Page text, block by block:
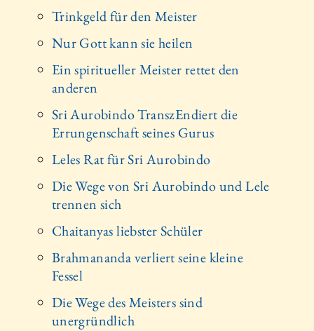
Trinkgeld für den Meister
Nur Gott kann sie heilen
Ein spiritueller Meister rettet den
anderen
Sri Aurobindo TranszEndiert die
Errungenschaft seines Gurus
Leles Rat für Sri Aurobindo
Die Wege von Sri Aurobindo und Lele
trennen sich
Chaitanyas liebster Schüler
Brahmananda verliert seine kleine
Fessel
Die Wege des Meisters sind
unergründlich